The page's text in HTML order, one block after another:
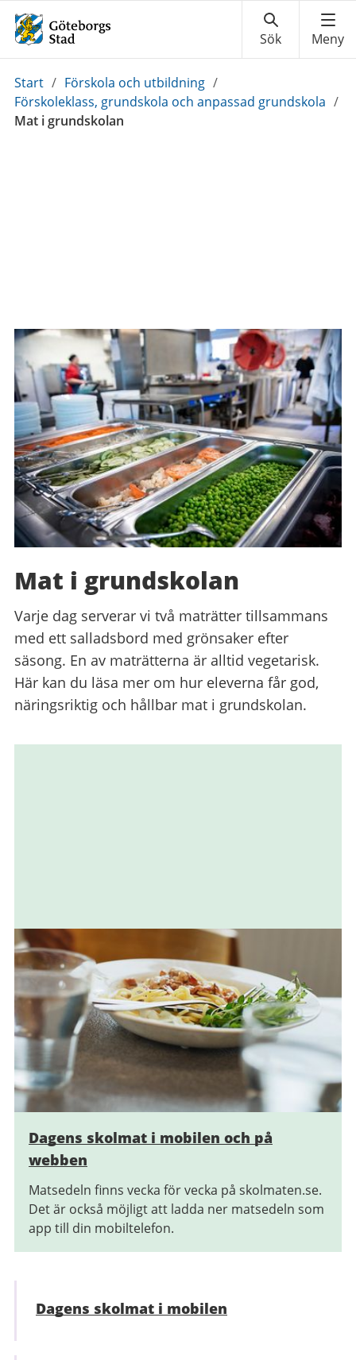
Du
är
här:
Start / Förskola och utbildning /
Förskoleklass, grundskola och anpassad grundskola /
Mat i grundskolan
Mat i grundskolan
Varje dag serverar vi två maträtter tillsammans
med ett salladsbord med grönsaker efter
säsong. En av maträtterna är alltid vegetarisk.
Här kan du läsa mer om hur eleverna får god,
näringsriktig och hållbar mat i grundskolan.
Dagens skolmat i mobilen och på
webben
Matsedeln finns vecka för vecka på skolmaten.se.
Det är också möjligt att ladda ner matsedeln som
app till din mobiltelefon.
Dagens skolmat i mobilen